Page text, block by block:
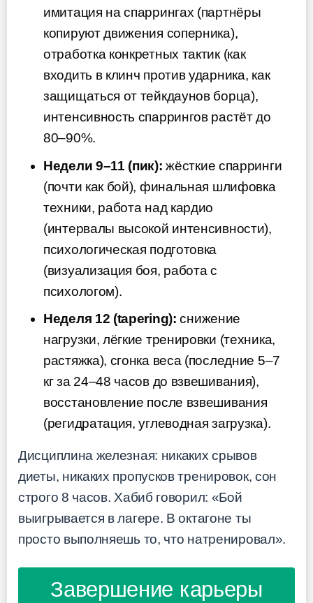
имитация на спаррингах (партнёры
копируют движения соперника),
отработка конкретных тактик (как
входить в клинч против ударника, как
защищаться от тейкдаунов борца),
интенсивность спаррингов растёт до
80–90%.
Недели 9–11 (пик): жёсткие спарринги
(почти как бой), финальная шлифовка
техники, работа над кардио
(интервалы высокой интенсивности),
психологическая подготовка
(визуализация боя, работа с
психологом).
Неделя 12 (tapering): снижение
нагрузки, лёгкие тренировки (техника,
растяжка), сгонка веса (последние 5–7
кг за 24–48 часов до взвешивания),
восстановление после взвешивания
(регидратация, углеводная загрузка).
Дисциплина железная: никаких срывов
диеты, никаких пропусков тренировок, сон
строго 8 часов. Хабиб говорил: «Бой
выигрывается в лагере. В октагоне ты
просто выполняешь то, что натренировал».
Завершение карьеры